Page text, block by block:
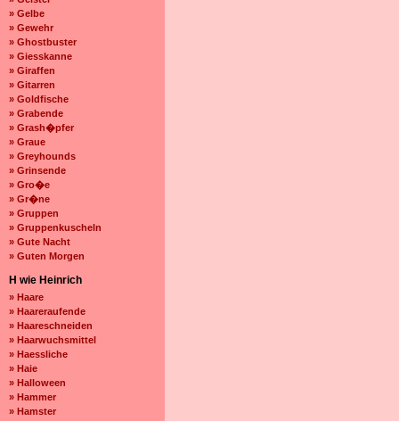
» Gelbe
» Gewehr
» Ghostbuster
» Giesskanne
» Giraffen
» Gitarren
» Goldfische
» Grabende
» Grash�pfer
» Graue
» Greyhounds
» Grinsende
» Gro�e
» Gr�ne
» Gruppen
» Gruppenkuscheln
» Gute Nacht
» Guten Morgen
H wie Heinrich
» Haare
» Haareraufende
» Haareschneiden
» Haarwuchsmittel
» Haessliche
» Haie
» Halloween
» Hammer
» Hamster